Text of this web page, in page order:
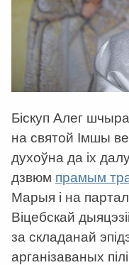
Біскуп Алег
на святой Імшы
духоўна да іх
дзвюм прамым
Марыя і на
Віцебскай
за складанай
арганізаваных